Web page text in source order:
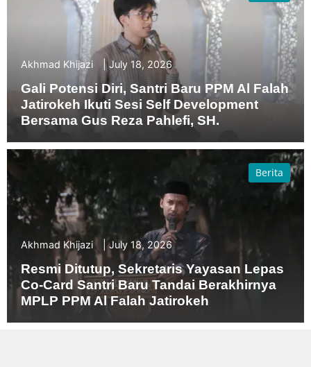
Akhmad Khijazi July 18, 2026
Gali Potensi Diri, Santri Baru PPM Al Falah
Jatirokeh Ikuti Sesi Self Development
Bersama Gus Reza Pahlefi, SH.
Akhmad Khijazi July 18, 2026
Resmi Ditutup, Sekretaris Yayasan Lepas
Co-Card Santri Baru Tandai Berakhirnya
MPLP PPM Al Falah Jatirokeh
Berita